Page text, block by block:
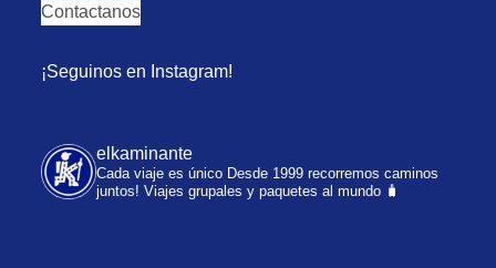
Contactanos
¡Seguinos en Instagram!
elkaminante
Cada viaje es único Desde 1999 recorremos caminos
juntos! Viajes grupales y paquetes al mundo 🧳